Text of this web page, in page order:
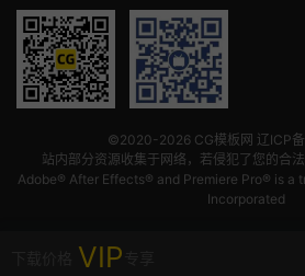
VIP
©2020-2026 CG模板网 辽ICP
站内部分资源收集于网络，若侵犯了您的合
Adobe® After Effects® and Premiere Pro® is a
Incorporated